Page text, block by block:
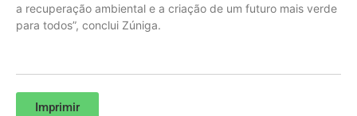
a recuperação ambiental e a criação de um futuro mais verde
para todos”, conclui Zúniga.
Imprimir